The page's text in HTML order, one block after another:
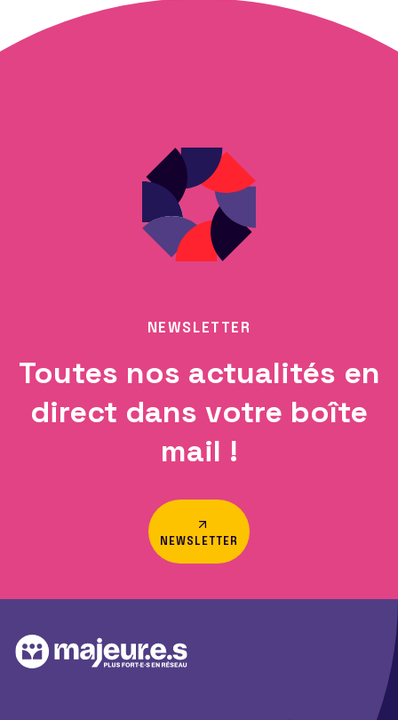
NEWSLETTER
Toutes nos actualités en
direct dans votre boîte
mail !
NEWSLETTER